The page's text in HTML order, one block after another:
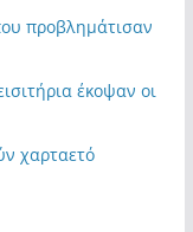
προβλημάτισαν
έκοψαν οι
χαρταετό